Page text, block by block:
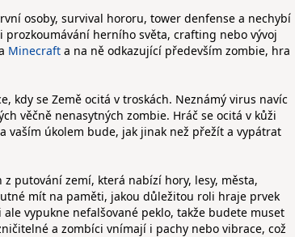
osoby, survival hororu, tower denfense a nechybí
herního světa, crafting nebo vývoj
Minecraft a na ně odkazující především zombie, hra
kdy se Země ocitá v troskách. Neznámý virus navíc
věčně nenasytných zombie. Hráč se ocitá v kůži
vaším úkolem bude, jak jinak než přežít a vypátrat
putování zemí, která nabízí hory, lesy, města,
mít na paměti, jakou důležitou roli hraje prvek
vypukne nefalšované peklo, takže budete muset
a zombíci vnímají i pachy nebo vibrace, což